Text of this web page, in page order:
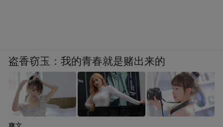
盗香窃玉：我的青春就是赌出来的